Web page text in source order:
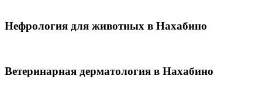
Нефрология для животных в Нахабино
Ветеринарная дерматология в Нахабино